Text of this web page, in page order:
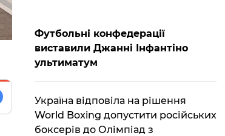
Футбольні конфедерації
виставили Джанні Інфантіно
ультиматум
Україна відповіла на рішення
World Boxing допустити російських
боксерів до Олімпіад з